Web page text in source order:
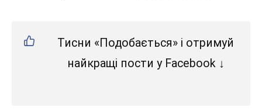
Тисни «Подобається» і отримуй
найкращі пости у Facebook ↓